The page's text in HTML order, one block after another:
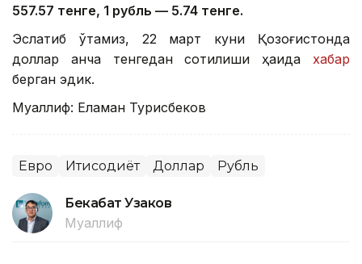
557.57 тенге, 1 рубль — 5.74 тенге.
Эслатиб ўтамиз, 22 март куни Қозоғистонда
доллар қанча тенгедан сотилиши ҳақида хабар
берган эдик.
Муаллиф: Еламан Турисбеков
Евро Иқтисодиёт Доллар Рубль
Бекабат Узаков
Муаллиф